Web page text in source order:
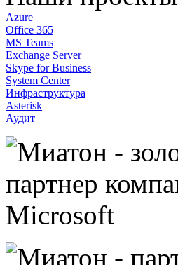
Azure
Office 365
MS Teams
Exchange Server
Skype for Business
System Center
Инфраструктура
Asterisk
Аудит